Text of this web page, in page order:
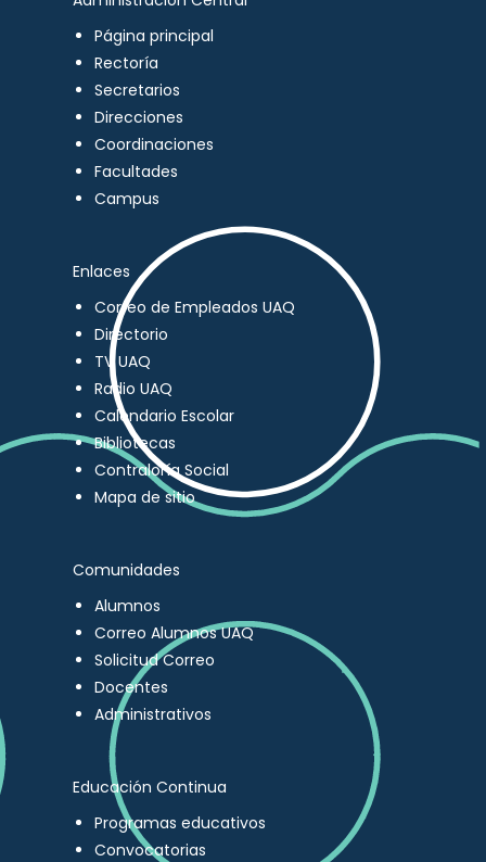
Página principal
Rectoría
Secretarios
Direcciones
Coordinaciones
Facultades
Campus
Enlaces
Correo de Empleados UAQ
Directorio
TV UAQ
Radio UAQ
Calendario Escolar
Bibliotecas
Contraloría Social
Mapa de sitio
Comunidades
Alumnos
Correo Alumnos UAQ
Solicitud Correo
Docentes
Administrativos
Educación Continua
Programas educativos
Convocatorias